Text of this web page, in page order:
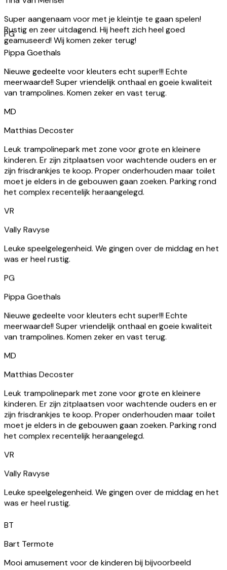
geamuseerd! Wij komen zeker terug!
PG
Pippa Goethals
Nieuwe gedeelte voor kleuters echt super!!! Echte
meerwaarde!! Super vriendelijk onthaal en goeie kwaliteit
van trampolines. Komen zeker en vast terug.
MD
Matthias Decoster
Leuk trampolinepark met zone voor grote en kleinere
kinderen. Er zijn zitplaatsen voor wachtende ouders en er
zijn frisdrankjes te koop. Proper onderhouden maar toilet
moet je elders in de gebouwen gaan zoeken. Parking rond
het complex recentelijk heraangelegd.
VR
Vally Ravyse
Leuke speelgelegenheid. We gingen over de middag en het
was er heel rustig.
PG
Pippa Goethals
Nieuwe gedeelte voor kleuters echt super!!! Echte
meerwaarde!! Super vriendelijk onthaal en goeie kwaliteit
van trampolines. Komen zeker en vast terug.
MD
Matthias Decoster
Leuk trampolinepark met zone voor grote en kleinere
kinderen. Er zijn zitplaatsen voor wachtende ouders en er
zijn frisdrankjes te koop. Proper onderhouden maar toilet
moet je elders in de gebouwen gaan zoeken. Parking rond
het complex recentelijk heraangelegd.
VR
Vally Ravyse
Leuke speelgelegenheid. We gingen over de middag en het
was er heel rustig.
Bart Termote
Mooi amusement voor de kinderen bij bijvoorbeeld
regenweer